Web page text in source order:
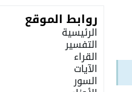
روابط الموقع
الرئيسية
التفسير
القراء
الآيات
السور